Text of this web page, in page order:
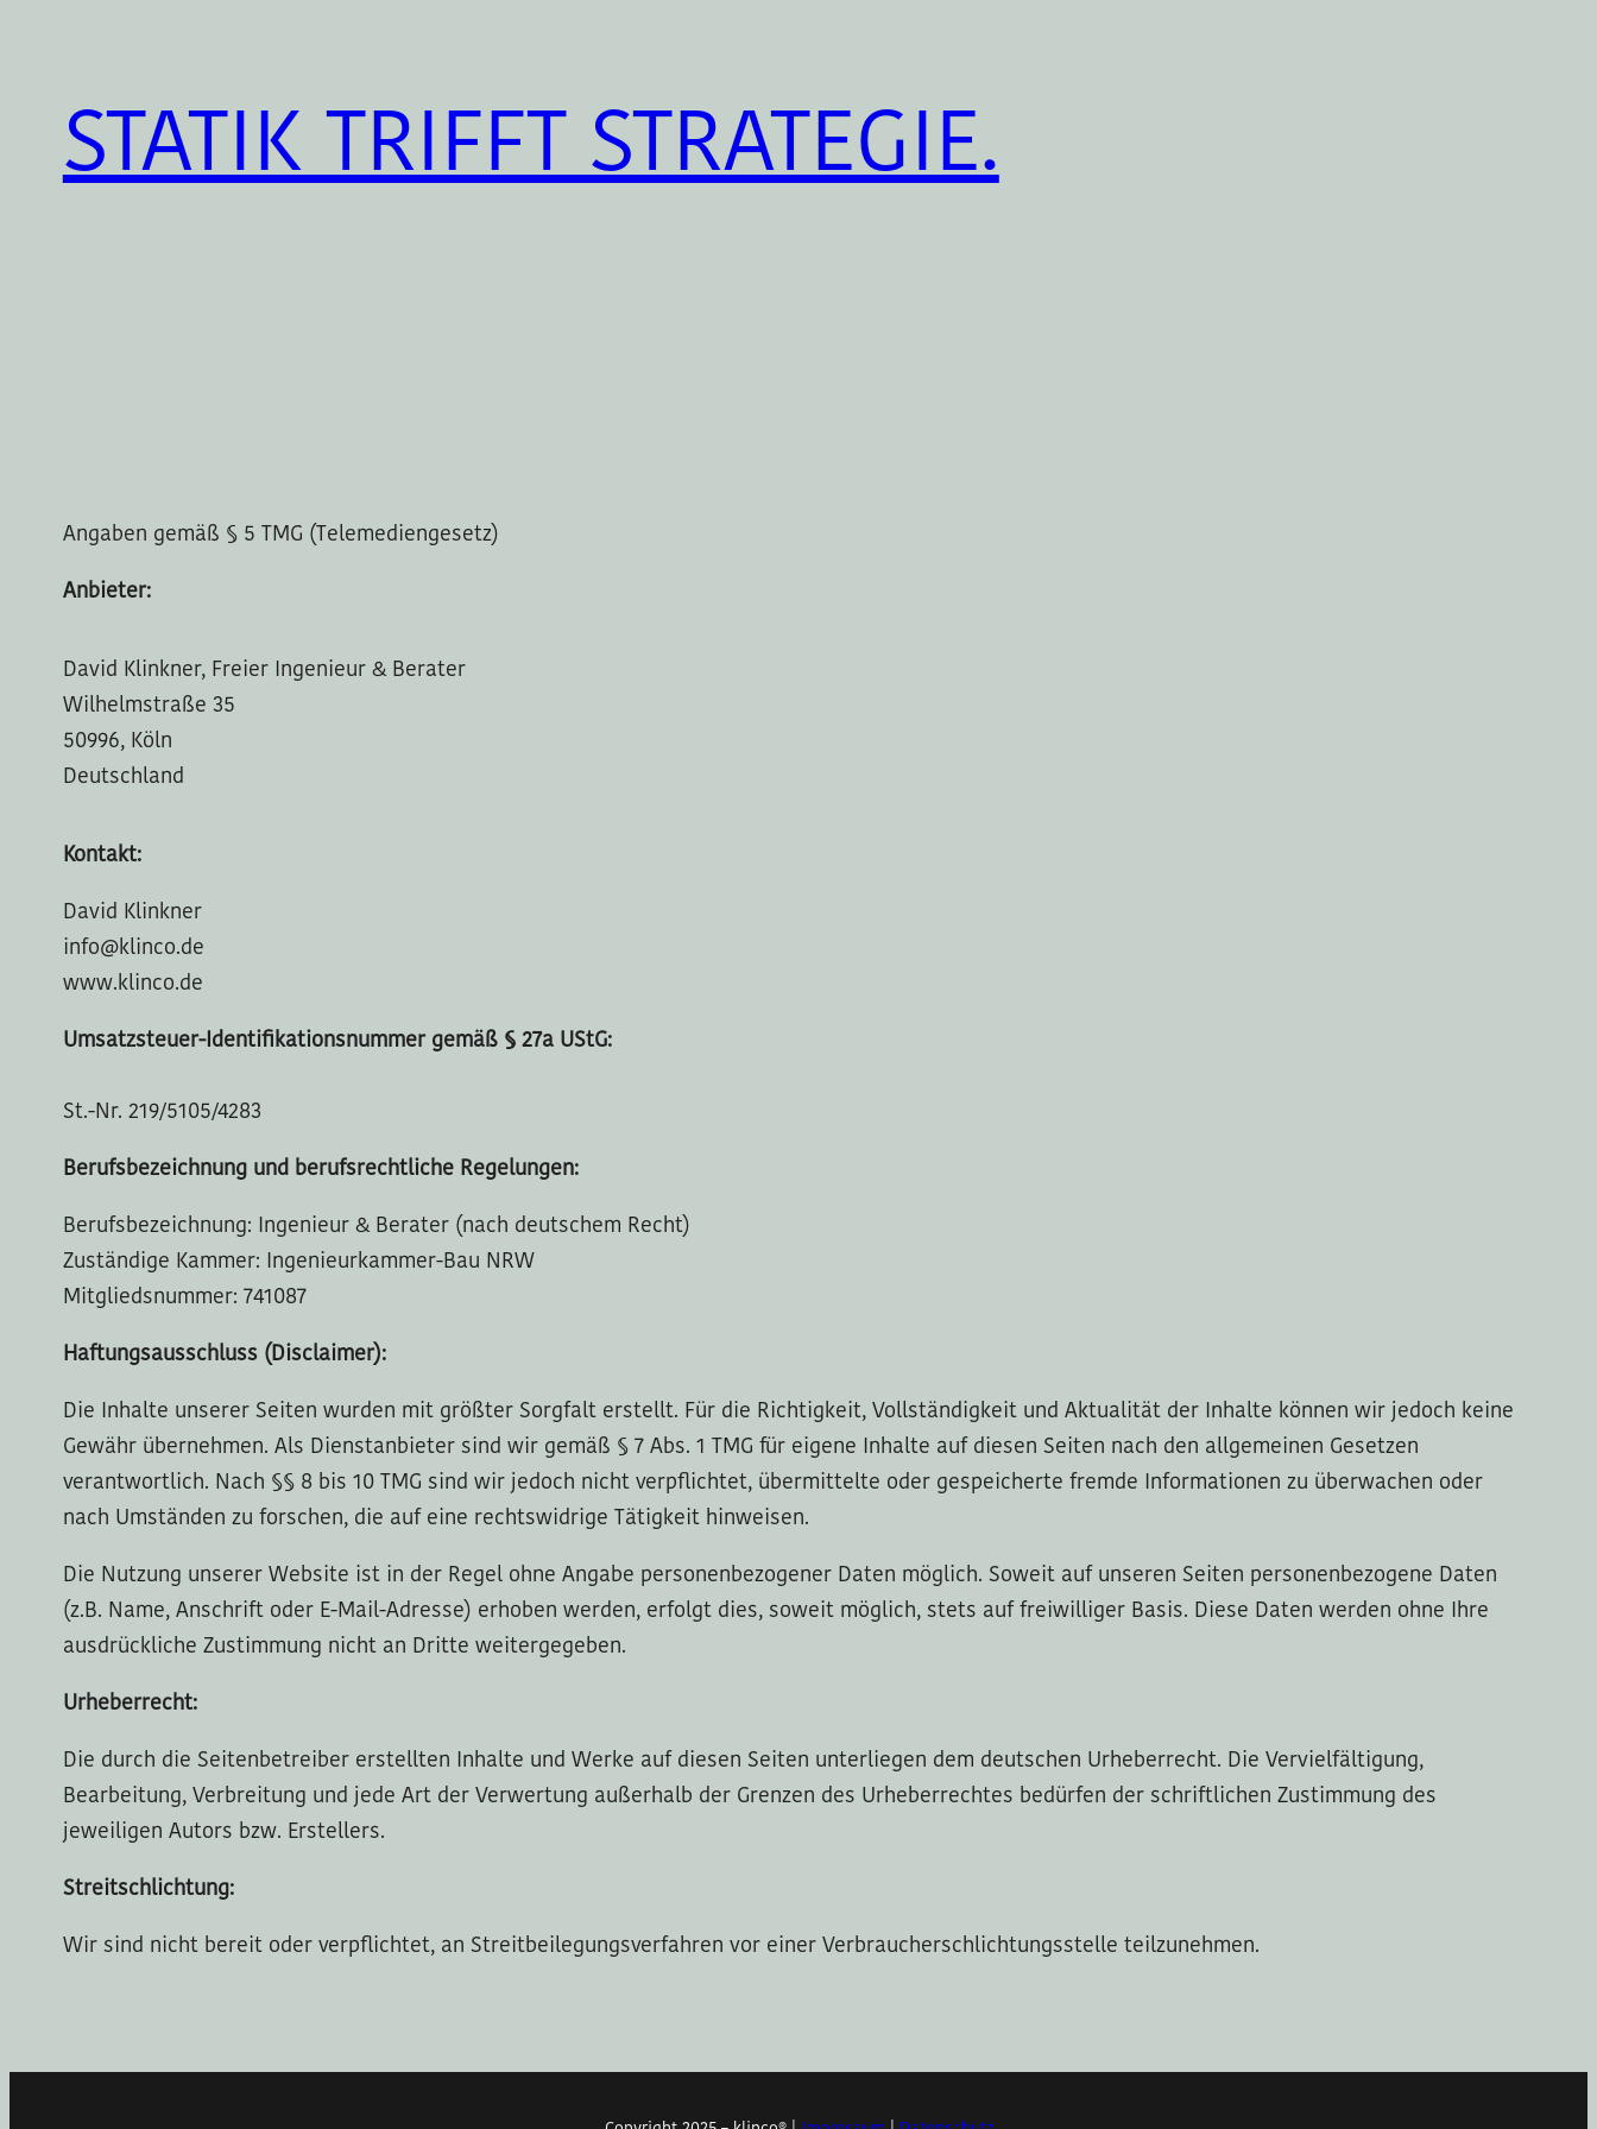
STATIK TRIFFT STRATEGIE.
Angaben gemäß § 5 TMG (Telemediengesetz)
Anbieter:
David Klinkner, Freier Ingenieur & Berater
Wilhelmstraße 35
50996, Köln
Deutschland
Kontakt:
David Klinkner
info@klinco.de
www.klinco.de
Umsatzsteuer-Identifikationsnummer gemäß § 27a UStG:
St.-Nr. 219/5105/4283
Berufsbezeichnung und berufsrechtliche Regelungen:
Berufsbezeichnung: Ingenieur & Berater (nach deutschem Recht)
Zuständige Kammer: Ingenieurkammer-Bau NRW
Mitgliedsnummer: 741087
Haftungsausschluss (Disclaimer):
Die Inhalte unserer Seiten wurden mit größter Sorgfalt erstellt. Für die Richtigkeit, Vollständigkeit und Aktualität der Inhalte können wir jedoch keine
Gewähr übernehmen. Als Dienstanbieter sind wir gemäß § 7 Abs. 1 TMG für eigene Inhalte auf diesen Seiten nach den allgemeinen Gesetzen
verantwortlich. Nach §§ 8 bis 10 TMG sind wir jedoch nicht verpflichtet, übermittelte oder gespeicherte fremde Informationen zu überwachen oder
nach Umständen zu forschen, die auf eine rechtswidrige Tätigkeit hinweisen.
Die Nutzung unserer Website ist in der Regel ohne Angabe personenbezogener Daten möglich. Soweit auf unseren Seiten personenbezogene Daten
(z.B. Name, Anschrift oder E-Mail-Adresse) erhoben werden, erfolgt dies, soweit möglich, stets auf freiwilliger Basis. Diese Daten werden ohne Ihre
ausdrückliche Zustimmung nicht an Dritte weitergegeben.
Urheberrecht:
Die durch die Seitenbetreiber erstellten Inhalte und Werke auf diesen Seiten unterliegen dem deutschen Urheberrecht. Die Vervielfältigung,
Bearbeitung, Verbreitung und jede Art der Verwertung außerhalb der Grenzen des Urheberrechtes bedürfen der schriftlichen Zustimmung des
jeweiligen Autors bzw. Erstellers.
Streitschlichtung:
Wir sind nicht bereit oder verpflichtet, an Streitbeilegungsverfahren vor einer Verbraucherschlichtungsstelle teilzunehmen.